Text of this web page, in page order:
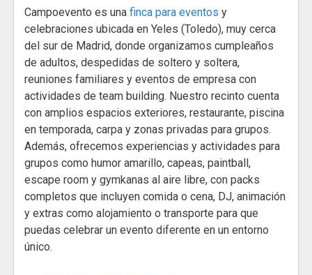
Campoevento es una finca para eventos y
celebraciones ubicada en Yeles (Toledo), muy cerca
del sur de Madrid, donde organizamos cumpleaños
de adultos, despedidas de soltero y soltera,
reuniones familiares y eventos de empresa con
actividades de team building. Nuestro recinto cuenta
con amplios espacios exteriores, restaurante, piscina
en temporada, carpa y zonas privadas para grupos.
Además, ofrecemos experiencias y actividades para
grupos como humor amarillo, capeas, paintball,
escape room y gymkanas al aire libre, con packs
completos que incluyen comida o cena, DJ, animación
y extras como alojamiento o transporte para que
puedas celebrar un evento diferente en un entorno
único.